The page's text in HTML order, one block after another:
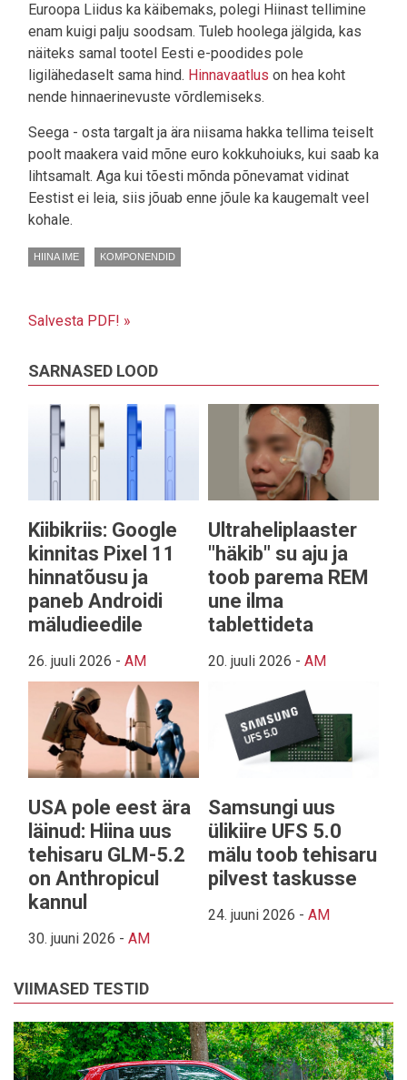
Euroopa Liidus ka käibemaks, polegi Hiinast tellimine
enam kuigi palju soodsam. Tuleb hoolega jälgida, kas
näiteks samal tootel Eesti e-poodides pole
ligilähedaselt sama hind. Hinnavaatlus on hea koht
nende hinnaerinevuste võrdlemiseks.
Seega - osta targalt ja ära niisama hakka tellima teiselt
poolt maakera vaid mõne euro kokkuhoiuks, kui saab ka
lihtsamalt. Aga kui tõesti mõnda põnevamat vidinat
Eestist ei leia, siis jõuab enne jõule ka kaugemalt veel
kohale.
HIINA IME KOMPONENDID
Salvesta PDF! »
SARNASED LOOD
Kiibikriis: Google
kinnitas Pixel 11
hinnatõusu ja
paneb Androidi
mäludieedile
26. juuli 2026 - AM
Ultraheliplaaster
"häkib" su aju ja
toob parema REM
une ilma
tablettideta
20. juuli 2026 - AM
USA pole eest ära
läinud: Hiina uus
tehisaru GLM-5.2
on Anthropicul
kannul
30. juuni 2026 - AM
Samsungi uus
ülikiire UFS 5.0
mälu toob tehisaru
pilvest taskusse
24. juuni 2026 - AM
VIIMASED TESTID